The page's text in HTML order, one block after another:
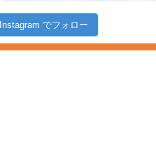
Instagram でフォロー